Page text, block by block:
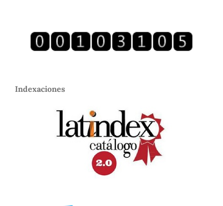
Indexaciones